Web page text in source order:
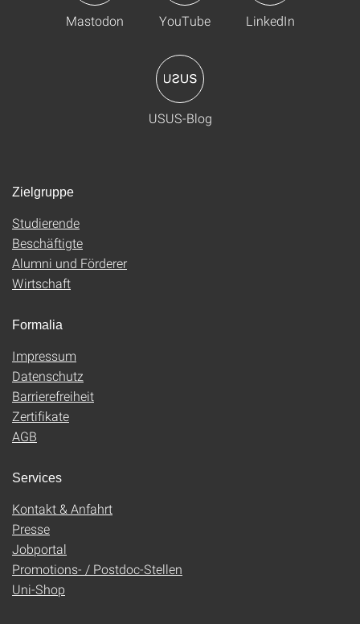
Mastodon YouTube LinkedIn
USUS-Blog
Zielgruppe
Studierende
Beschäftigte
Alumni und Förderer
Wirtschaft
Formalia
Impressum
Datenschutz
Barrierefreiheit
Zertifikate
AGB
Services
Kontakt & Anfahrt
Presse
Jobportal
Promotions- / Postdoc-Stellen
Uni-Shop